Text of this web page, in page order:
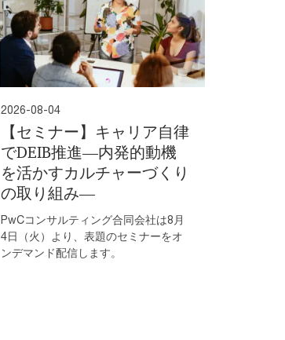
2026-08-04
【セミナー】キャリア自律
でDEIB推進―内発的動機
を活かすカルチャーづくり
の取り組み―
PwCコンサルティング合同会社は8月
4日（火）より、表題のセミナーをオ
ンデマンド配信します。